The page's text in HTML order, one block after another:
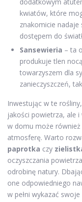
kwiatów, które
znakomicie
dostępem do
Sansewieria – ta
produkuje tlen
towarzyszem dla
zanieczyszczeń,
Inwestując w te
jakości powietrza, ale
w domu może
atmosferę. Warto
paprotka czy
oczyszczania
odrobinę natury.
one odpowiedniego
w pełni wykazać